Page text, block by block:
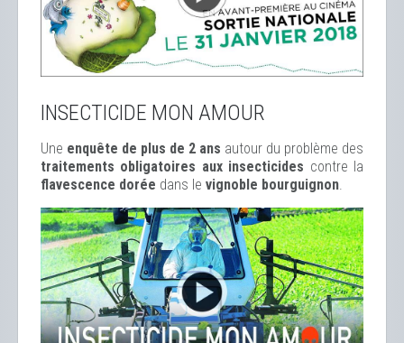
INSECTICIDE MON AMOUR
Une enquête de plus de 2 ans autour du problème des
traitements obligatoires aux insecticides contre la
flavescence dorée dans le vignoble bourguignon